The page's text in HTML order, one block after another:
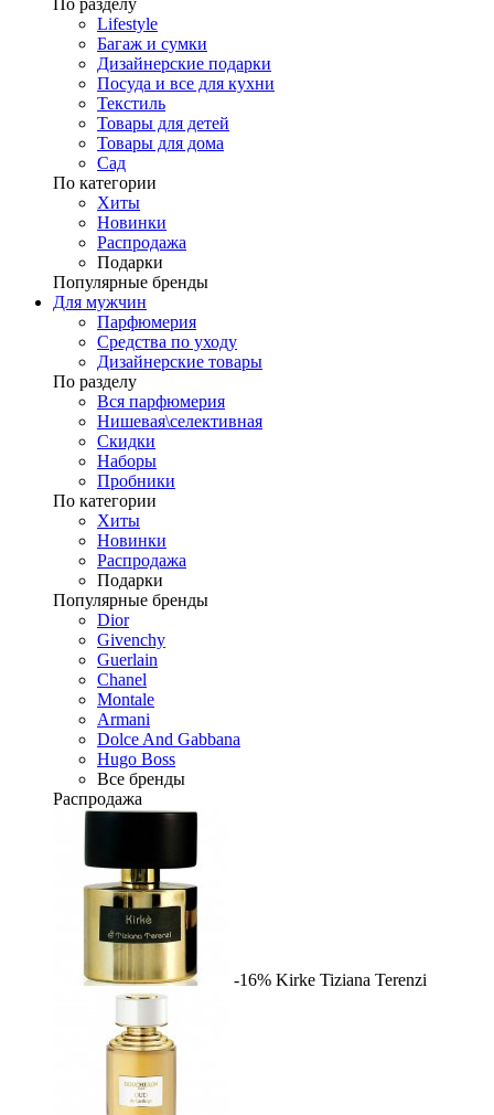
По разделу
Lifestyle
Багаж и сумки
Дизайнерские подарки
Посуда и все для кухни
Текстиль
Товары для детей
Товары для дома
Сад
По категории
Хиты
Новинки
Распродажа
Подарки
Популярные бренды
Для мужчин
Парфюмерия
Средства по уходу
Дизайнерские товары
По разделу
Вся парфюмерия
Нишевая\селективная
Скидки
Наборы
Пробники
По категории
Хиты
Новинки
Распродажа
Подарки
Популярные бренды
Dior
Givenchy
Guerlain
Chanel
Montale
Armani
Dolce And Gabbana
Hugo Boss
Все бренды
Распродажа
-16% Kirke Tiziana Terenzi